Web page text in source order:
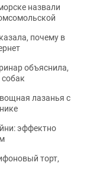
назвали
почему в
объяснила,
лазанья с
эффектно
торт,